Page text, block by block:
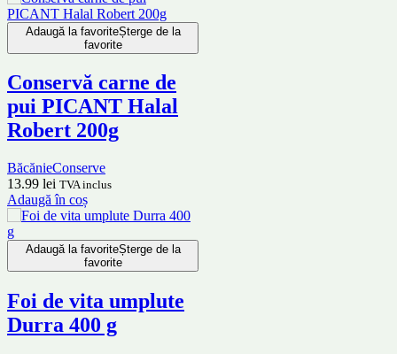
Adaugă la favoriteȘterge de la
favorite
Conservă carne de
pui PICANT Halal
Robert 200g
BăcănieConserve
13.99 lei TVA inclus
Adaugă în coș
Adaugă la favoriteȘterge de la
favorite
Foi de vita umplute
Durra 400 g